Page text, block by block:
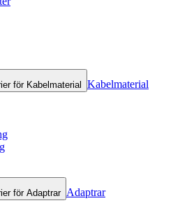
för Kabelmaterial Kabelmaterial
för Adaptrar Adaptrar